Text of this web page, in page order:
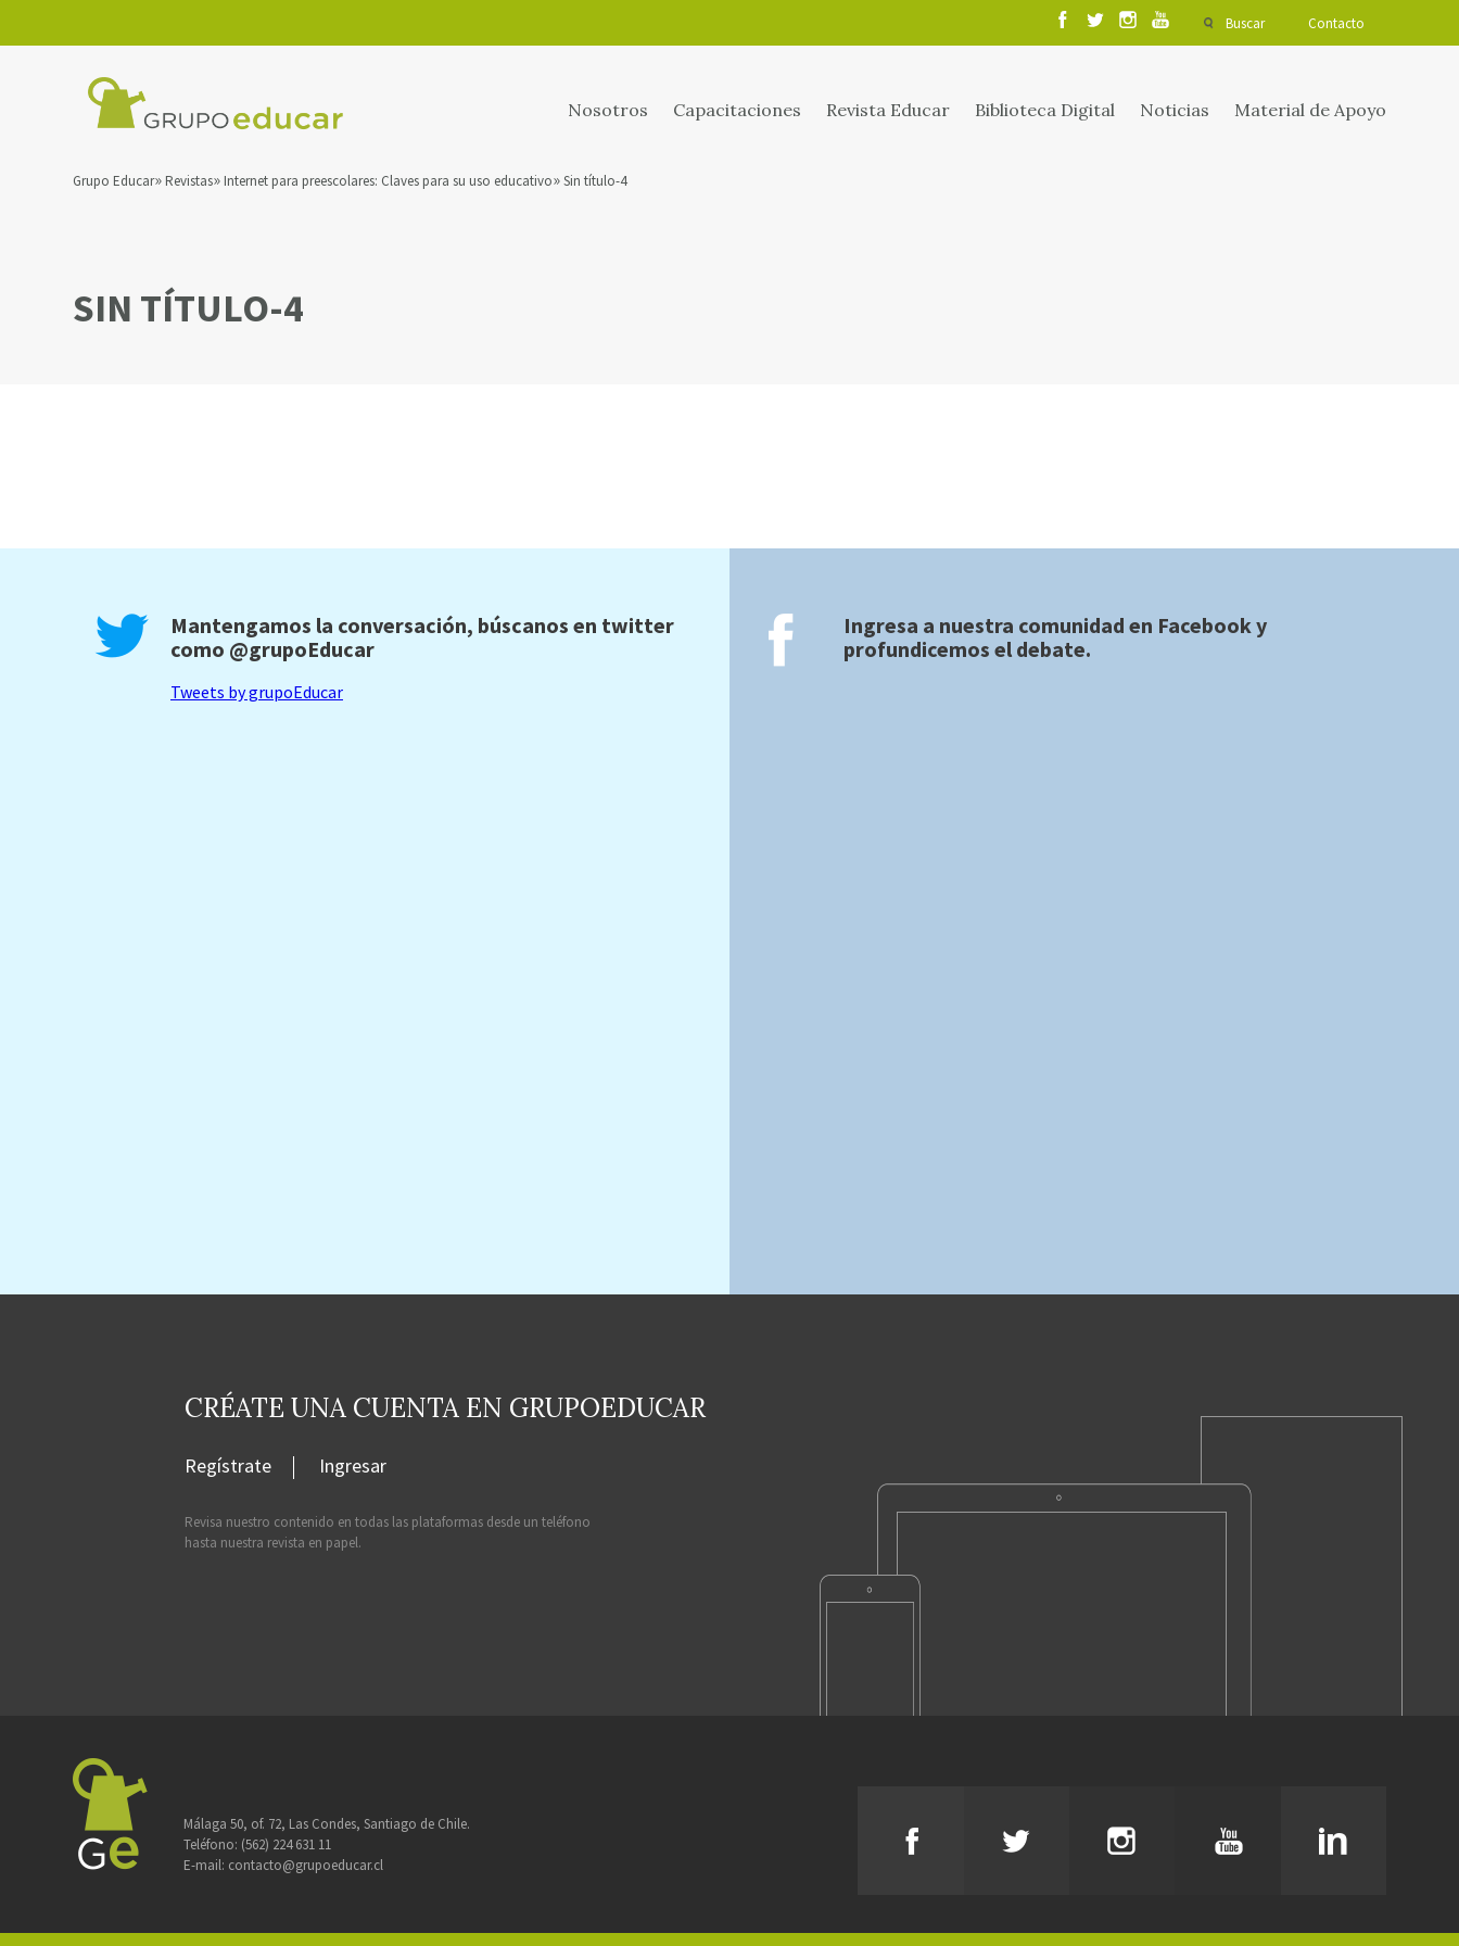
Buscar Contacto
Nosotros Capacitaciones Revista Educar Biblioteca Digital Noticias Material de Apoyo
Grupo Educar Revistas Internet para preescolares: Claves para su uso educativo Sin título-4
SIN TÍTULO-4
Mantengamos la conversación, búscanos en twitter
como @grupoEducar
Tweets by grupoEducar
Ingresa a nuestra comunidad en Facebooky
profundicemos el debate.
CRÉATE UNA CUENTA EN GRUPOEDUCAR
Regístrate Ingresar
Revisa nuestro contenido en todas las plataformas desde un teléfono
hasta nuestra revista en papel.
Málaga 50, of. 72, Las Condes, Santiago de Chile.
Teléfono: (562) 224 631 11
E-mail: contacto@grupoeducar.cl